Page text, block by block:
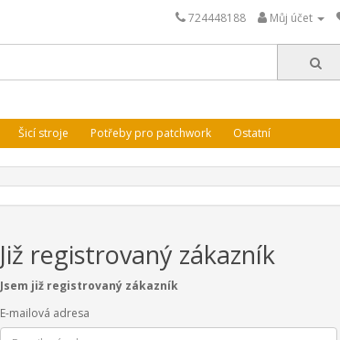
724448188 Můj účet
Šicí stroje Potřeby pro patchwork Ostatní
Již registrovaný zákazník
Jsem již registrovaný zákazník
E-mailová adresa